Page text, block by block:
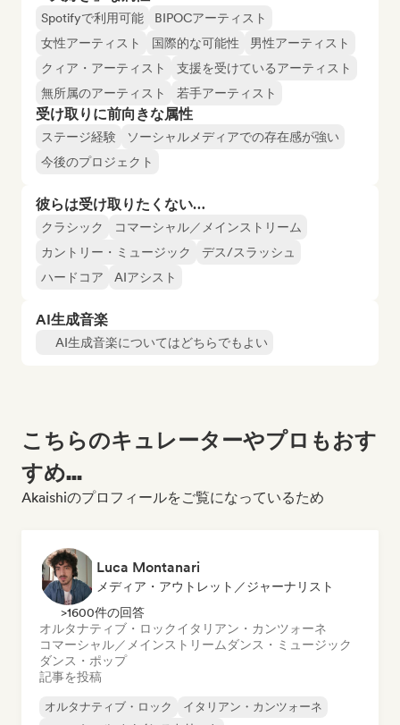
Spotifyで利用可能
BIPOCアーティスト
女性アーティスト
国際的な可能性
男性アーティスト
クィア・アーティスト
支援を受けているアーティスト
無所属のアーティスト
若手アーティスト
受け取りに前向きな属性
ステージ経験
ソーシャルメディアでの存在感が強い
今後のプロジェクト
彼らは受け取りたくない…
クラシック
コマーシャル／メインストリーム
カントリー・ミュージック
デス/スラッシュ
ハードコア
AIアシスト
AI生成音楽
AI生成音楽についてはどちらでもよい
こちらのキュレーターやプロもおす
すめ...
Akaishiのプロフィールをご覧になっているため
Luca Montanari
メディア・アウトレット／ジャーナリスト
>1600件の回答
オルタナティブ・ロックイタリアン・カンツォーネ
コマーシャル／メインストリーム ダンス・ミュージック
ダンス・ポップ
記事を投稿
オルタナティブ・ロック
イタリアン・カンツォーネ